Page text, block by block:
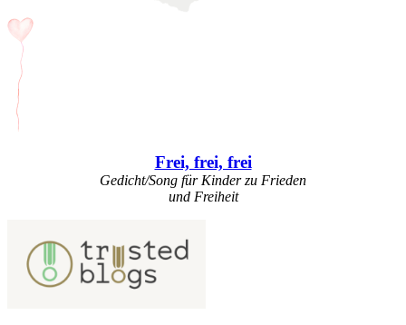
Frei, frei, frei
Gedicht/Song für Kinder zu Frieden
und Freiheit